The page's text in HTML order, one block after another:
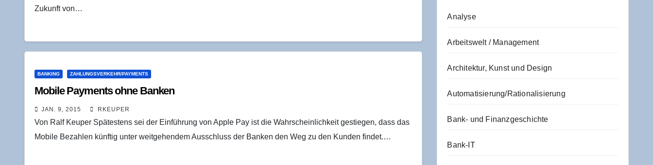
Zukunft von…
BANKING ZAHLUNGSVERKEHR/PAYMENTS
Mobi­le Pay­ments ohne Banken
JAN. 9, 2015 RKEUPER
Von Ralf Keuper Spätestens sei der Einführung von Apple Pay ist die Wahrscheinlichkeit gestiegen, dass das
Mobile Bezahlen künftig unter weitgehendem Ausschluss der Banken den Weg zu den Kunden findet.…
Analyse
Arbeitswelt / Management
Architektur, Kunst und Design
Automatisierung/Rationalisierung
Bank- und Finanzgeschichte
Bank-IT